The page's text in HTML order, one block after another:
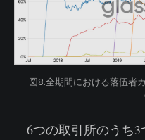
図8.全期間における落伍者
6つの取引所のうち3